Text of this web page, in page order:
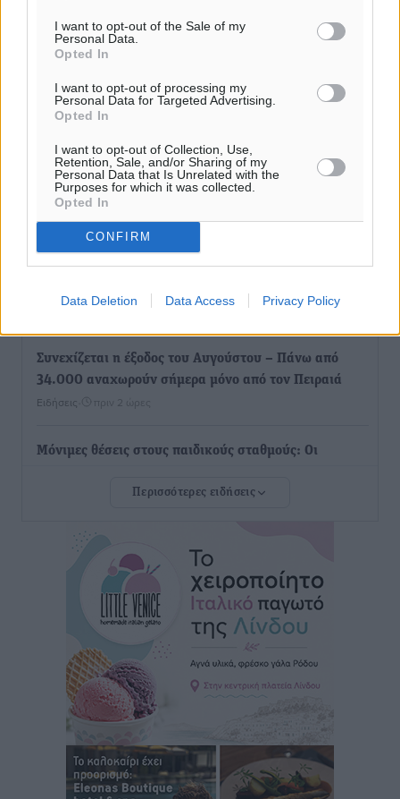
I want to opt-out of the Sale of my
Personal Data.
Opted In
I want to opt-out of processing my
Personal Data for Targeted Advertising.
Opted In
I want to opt-out of Collection, Use,
Retention, Sale, and/or Sharing of my
Personal Data that Is Unrelated with the
Purposes for which it was collected.
Opted In
CONFIRM
Data Deletion Data Access Privacy Policy
Ειδήσεις• πριν 1 ώρα
Καιρός: Επιμένουν οι υψηλές θερμοκρασίες – Ισχυρά
μελτέμια έως 9 μποφόρ, σε «Red Code» 6 περιοχές
Τοπικές Ειδήσεις
Τα φοιτητικά ενοίκια «τινάζουν στον αέρα» τους
οικογενειακούς προϋπολογισμούς
Ειδήσεις• πριν 2 ώρες
Δύο νέοι ξενώνες παραδόθηκαν στις Ένοπλες
Τοπικές Ειδήσεις• πριν 2 ώρες
Συνεχίζεται η έξοδος του Αυγούστου – Πάνω από
34.000 αναχωρούν σήμερα μόνο από τον Πειραιά
Ειδήσεις πριν 2 ώρες
Μόνιμες θέσεις στους παιδικούς σταθμούς: Οι
για τους δήμους
Δεύτερη πηγή εισοδήματος για τους επαγγελματίες
ψαράδες ο αλιευτικός τουρισμός
πριν 3 ώρες
Μαρία Εκμεκτσίογλου: Η πίστη μου είναι το
μεγαλύτερο στήριγμα μου – Το προσκύνημα στην ιερά
Μονή Πανορμίτη
Τοπικές Ειδήσεις• πριν 3 ώρες
Ακαθάριστα οικόπεδα: Τι γίνεται όταν ο ιδιοκτήτης
δεν τα καθαρίσει – Πώς κινούνται δήμοι και ΠΣ,
Περισσότερες ειδήσεις